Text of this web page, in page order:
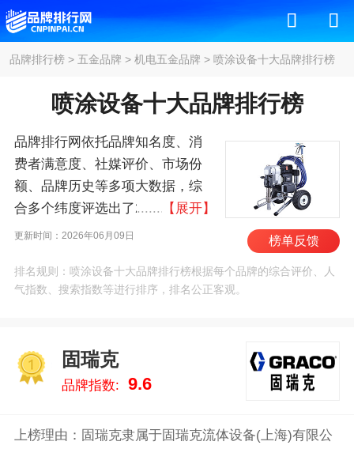
品牌排行榜> 五金品牌 > 机电五金品牌 > 喷涂设备十大品牌排行榜
喷涂设备十大品牌排行榜
品牌排行网依托品牌知名度、消
费者满意度、社媒评价、市场份
额、品牌历史等多项大数据，综
合多个纬度评选出了2026年喷涂
设备十大品牌排行榜，其中前十
尔/WAGNER、阿耐思特岩
田/anest-iwata、博世/BOSCH、
灿纳克/ASAHI SUNAC、金
马/Gema、威克士/WORX 。我们
涂设备什么牌子好，供您参考。
【展开】
更新时间：2026年06月09日 榜单反馈
排名规则：喷涂设备十大品牌排行榜根据每个品牌的综合评价、人
气指数、搜索指数等进行排序，排名公正客观。
1
固瑞克
品牌指数: 9.6
上榜理由：固瑞克隶属于固瑞克流体设备(上海)有限公